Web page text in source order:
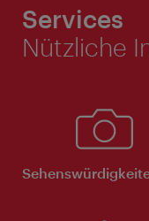
Services
Nützliche